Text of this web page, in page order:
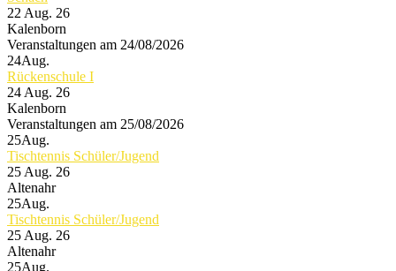
22 Aug. 26
Kalenborn
Veranstaltungen am 24/08/2026
24Aug.
Rückenschule I
24 Aug. 26
Kalenborn
Veranstaltungen am 25/08/2026
25Aug.
Tischtennis Schüler/Jugend
25 Aug. 26
Altenahr
25Aug.
Tischtennis Schüler/Jugend
25 Aug. 26
Altenahr
25Aug.